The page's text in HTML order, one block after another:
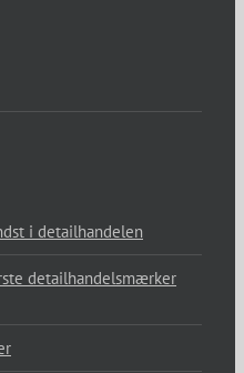
i detailhandelen
detailhandelsmærker